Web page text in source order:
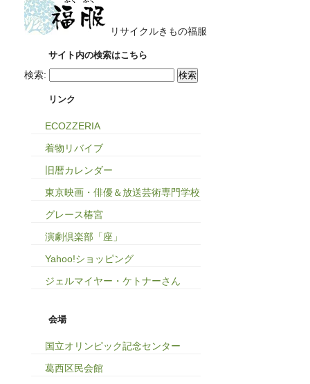
リサイクルきもの福服
サイト内の検索はこちら
検索:
リンク
ECOZZERIA
着物リバイブ
旧暦カレンダー
東京映画・俳優＆放送芸術専門学校
グレース椿宮
演劇倶楽部「座」
Yahoo!ショッピング
ジェルマイヤー・ケトナーさん
会場
国立オリンピック記念センター
葛西区民会館